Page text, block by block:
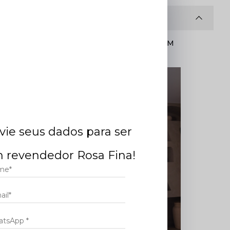
em
CONHEÇA DE ONDE VEM
seus dados para ser
revendedor Rosa Fina!